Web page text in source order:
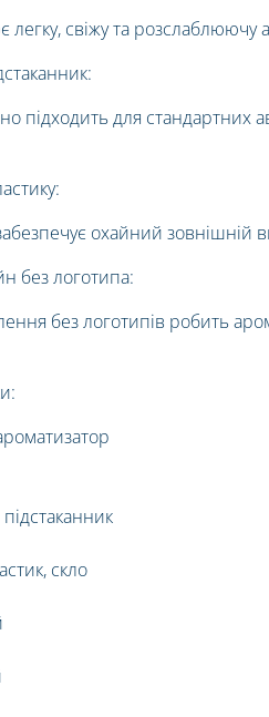
свіжу та розслаблюючу
підходить для стандартних
охайний зовнішній
без логотипа:
без логотипів робить
скло